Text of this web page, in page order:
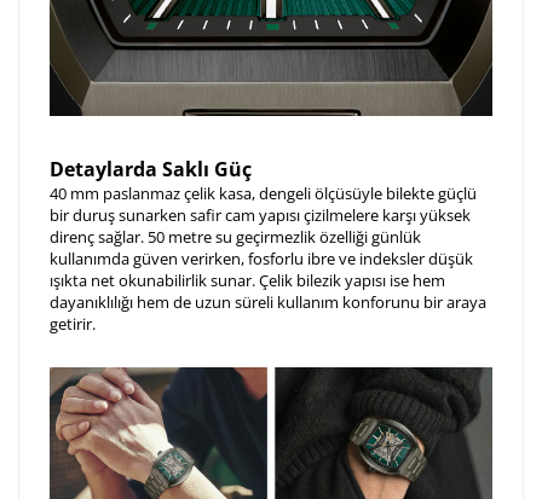
Detaylarda Saklı Güç
40 mm paslanmaz çelik kasa, dengeli ölçüsüyle bilekte güçlü
bir duruş sunarken safir cam yapısı çizilmelere karşı yüksek
direnç sağlar. 50 metre su geçirmezlik özelliği günlük
kullanımda güven verirken, fosforlu ibre ve indeksler düşük
ışıkta net okunabilirlik sunar. Çelik bilezik yapısı ise hem
dayanıklılığı hem de uzun süreli kullanım konforunu bir araya
getirir.